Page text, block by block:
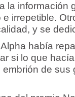
la información
irrepetible.
y se
había
si lo que
de sus